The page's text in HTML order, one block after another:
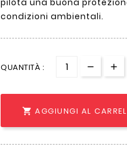
condizioni ambientali.
QUANTITÀ :
 AGGIUNGI AL